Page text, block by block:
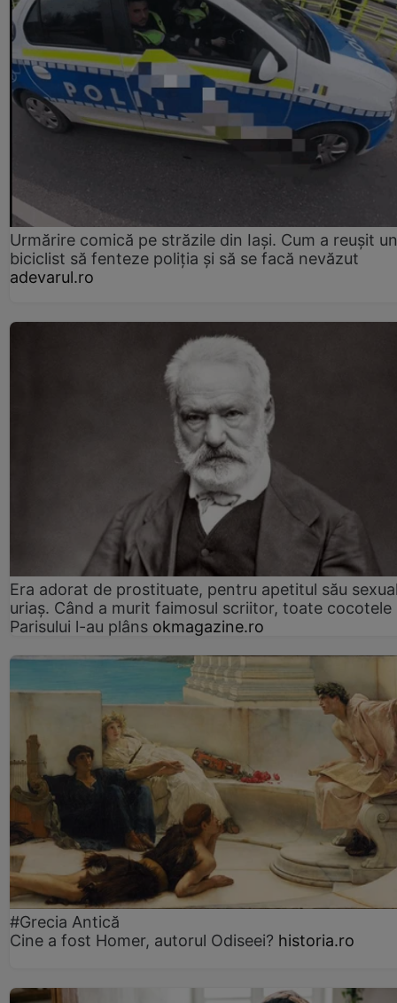
Urmărire comică pe străzile din Iași. Cum a reușit un
biciclist să fenteze poliția și să se facă nevăzut
adevarul.ro
Era adorat de prostituate, pentru apetitul său
uriaș. Când a murit faimosul scriitor, toate cocotele
Parisului l-au plâns okmagazine.ro
#Grecia Antică
Cine a fost Homer, autorul Odiseei? historia.ro